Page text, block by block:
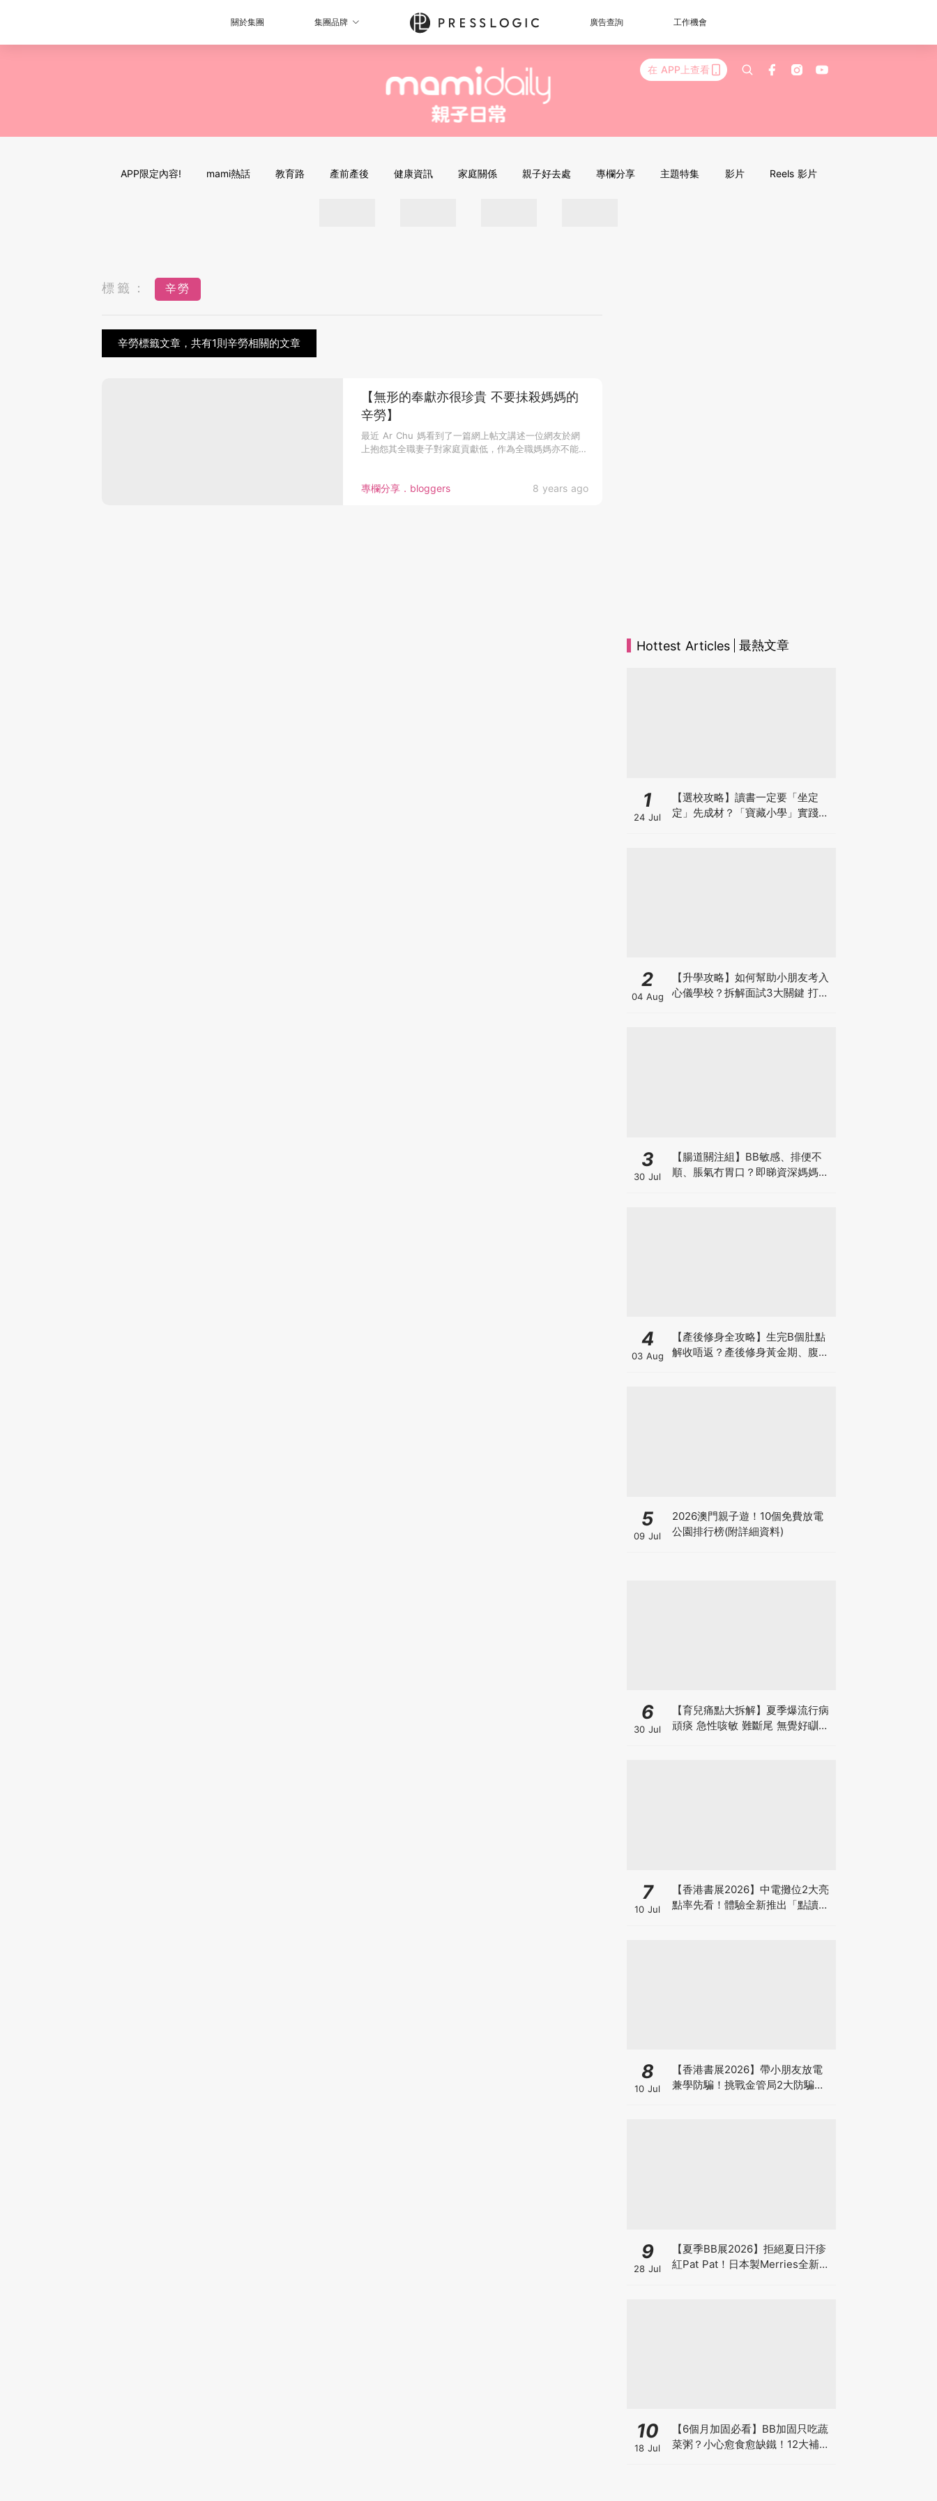
關於集團 集團品牌 廣告查詢 工作機會
在 APP上查看
APP限定內容! mami熱話 教育路 產前產後 健康資訊 家庭關係 親子好去處 專欄分享 主題特集 影片 Reels 影片
標籤： 辛勞
辛勞標籤文章，共有1則辛勞相關的文章
專欄分享．bloggers 8 years ago
【無形的奉獻亦很珍貴 不要抺殺媽媽的
辛勞】
最近 Ar Chu 媽看到了一篇網上帖文講述一位網友於網
上抱怨其全職妻子對家庭貢獻低，作為全職媽媽亦不能處
Hottest Articles 最熱文章
1
24 Jul
【選校攻略】讀書一定要「坐定
定」先成材？「寶藏小學」實踐動
2
04 Aug
【升學攻略】如何幫助小朋友考入
心儀學校？拆解面試3大關鍵 打好
3
30 Jul
【腸道關注組】BB敏感、排便不
順、脹氣冇胃口？即睇資深媽媽分
4
03 Aug
【產後修身全攻略】生完B個肚點
解收唔返？產後修身黃金期、腹直
5
09 Jul
2026澳門親子遊！10個免費放電
公園排行榜(附詳細資料)
6
30 Jul
【育兒痛點大拆解】夏季爆流行病
頑痰 急性咳敏 難斷尾 無覺好瞓？
7
10 Jul
【香港書展2026】中電攤位2大亮
點率先看！體驗全新推出「點讀故
8
10 Jul
【香港書展2026】帶小朋友放電
兼學防騙！挑戰金管局2大防騙遊
9
28 Jul
【夏季BB展2026】拒絕夏日汗疹
紅Pat Pat！日本製Merries全新超
10
18 Jul
【6個月加固必看】BB加固只吃蔬
菜粥？小心愈食愈缺鐵！12大補鐵